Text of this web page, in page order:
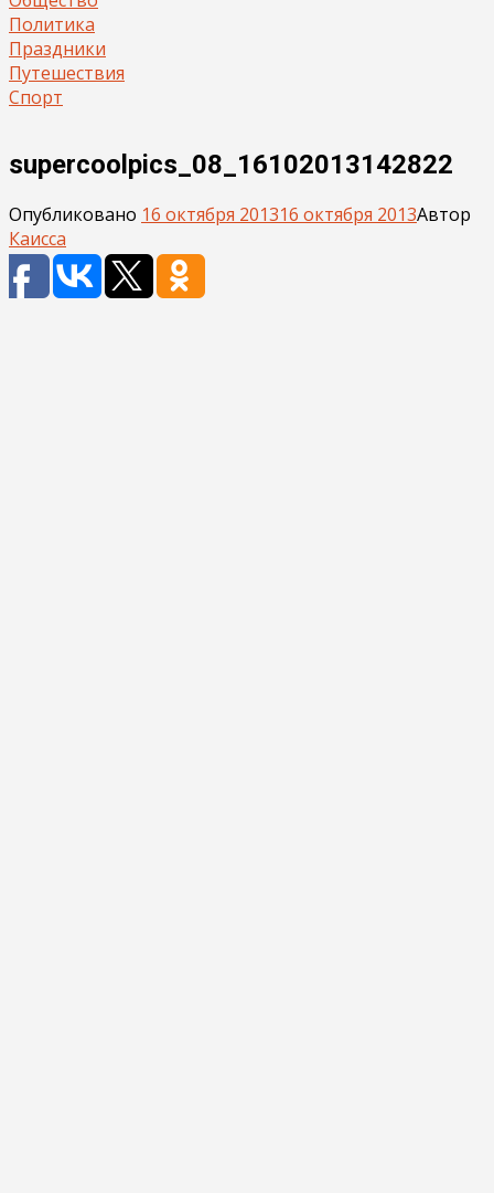
Политика
Праздники
Путешествия
Спорт
supercoolpics_08_16102013142822
Опубликовано 16 октября 201316 октября 2013Автор
Каисса